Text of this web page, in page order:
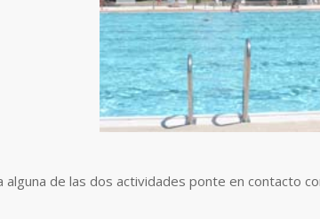
alguna de las dos actividades ponte en contacto